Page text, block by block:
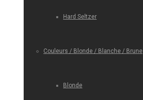
Hard Seltzer
Couleurs / Blonde / Blanche / Brune
Blonde